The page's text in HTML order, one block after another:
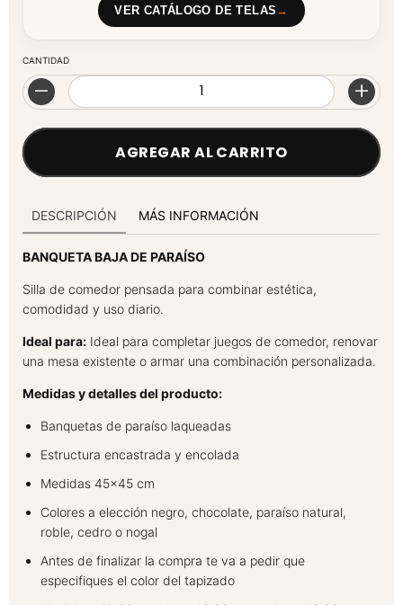
VER CATÁLOGO DE TELAS →
CANTIDAD
DESCRIPCIÓN MÁS INFORMACIÓN
BANQUETA BAJA DE PARAÍSO
Silla de comedor pensada para combinar estética,
comodidad y uso diario.
Ideal para: Ideal para completar juegos de comedor, renovar
una mesa existente o armar una combinación personalizada.
Medidas y detalles del producto:
Banquetas de paraíso laqueadas
Estructura encastrada y encolada
Medidas 45x45 cm
Colores a elección negro, chocolate, paraíso natural,
roble, cedro o nogal
Antes de finalizar la compra te va a pedir que
especifiques el color del tapizado